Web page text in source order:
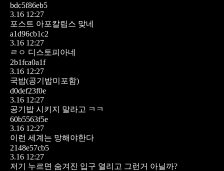
bdc5f86eb5
3.16 12:27
포스트 아포칼립스 맞네
a1d96cb1c2
3.16 12:27
ㄹㅇ 디스토피아네
2b1fca0a1f
3.16 12:27
국밥(공기밥미포함)
d0def23f0e
3.16 12:27
공기밥 시키지 말라고 ㅋㅋ
60b5563f5e
3.16 12:27
이런 세계는 망해야한다
2148e57cb5
3.16 12:27
저기 누르면 숨겨진 입구 열리고 그런거 아닐까?